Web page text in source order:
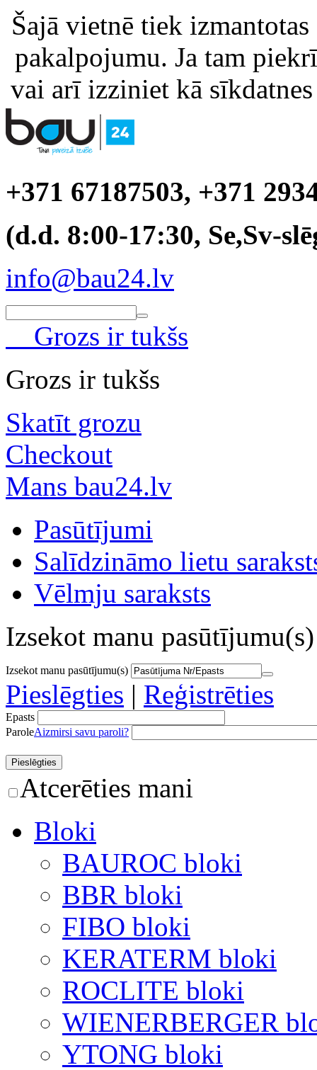
Šajā vietnē tiek
pakalpojumu. Ja tam
vai arī izziniet kā
+371 67187503, +371
(d.d. 8:00-17:30, Se,Sv-
info@bau24.lv
Grozs ir tukšs
Grozs ir tukšs
Skatīt grozu
Checkout
Mans bau24.lv
Pasūtījumi
Salīdzināmo lietu
Vēlmju saraksts
Izsekot manu pasūtījumu(s)
Izsekot manu pasūtījumu(s)
Pieslēgties | Reģistrēties
Epasts
ParoleAizmirsi savu paroli?
Atcerēties mani
Bloki
BAUROC bloki
BBR bloki
FIBO bloki
KERATERM bloki
ROCLITE bloki
WIENERBERGER
YTONG bloki